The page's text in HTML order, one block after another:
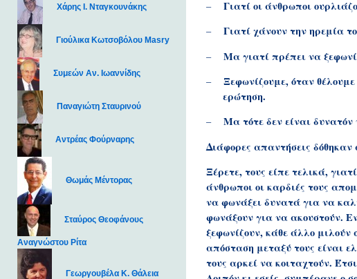
Χάρης Ι. Νταγκουνάκης
Γιούλικα Κωτσοβόλου Masry
Συμεών Αν. Ιωαννίδης
Παναγιώτη Σταυρινού
Αντρέας Φούρναρης
Θωμάς Μέντορας
Σταύρος Θεοφάνους
Αναγνώστου Ρίτα
Γεωργουβέλα Κ. Θάλεια
– Γιατί οι άνθρωποι
– Γιατί χάνουν την ηρεμία
– Μα γιατί πρέπει να
–
Ξεφωνίζουμε, όταν
ερώτηση.
–
Μα τότε δεν είναι
Διάφορες απαντήσεις
Ξέρετε, τους είπε τελικά,
άνθρωποι οι καρδιές τους
να φωνάξει δυνατά για να
φωνάξουν για να ακουστούν.
ξεφωνίζουν, κάθε άλλο
απόσταση μεταξύ τους είναι
τους αρκεί να κοιταχτούν.